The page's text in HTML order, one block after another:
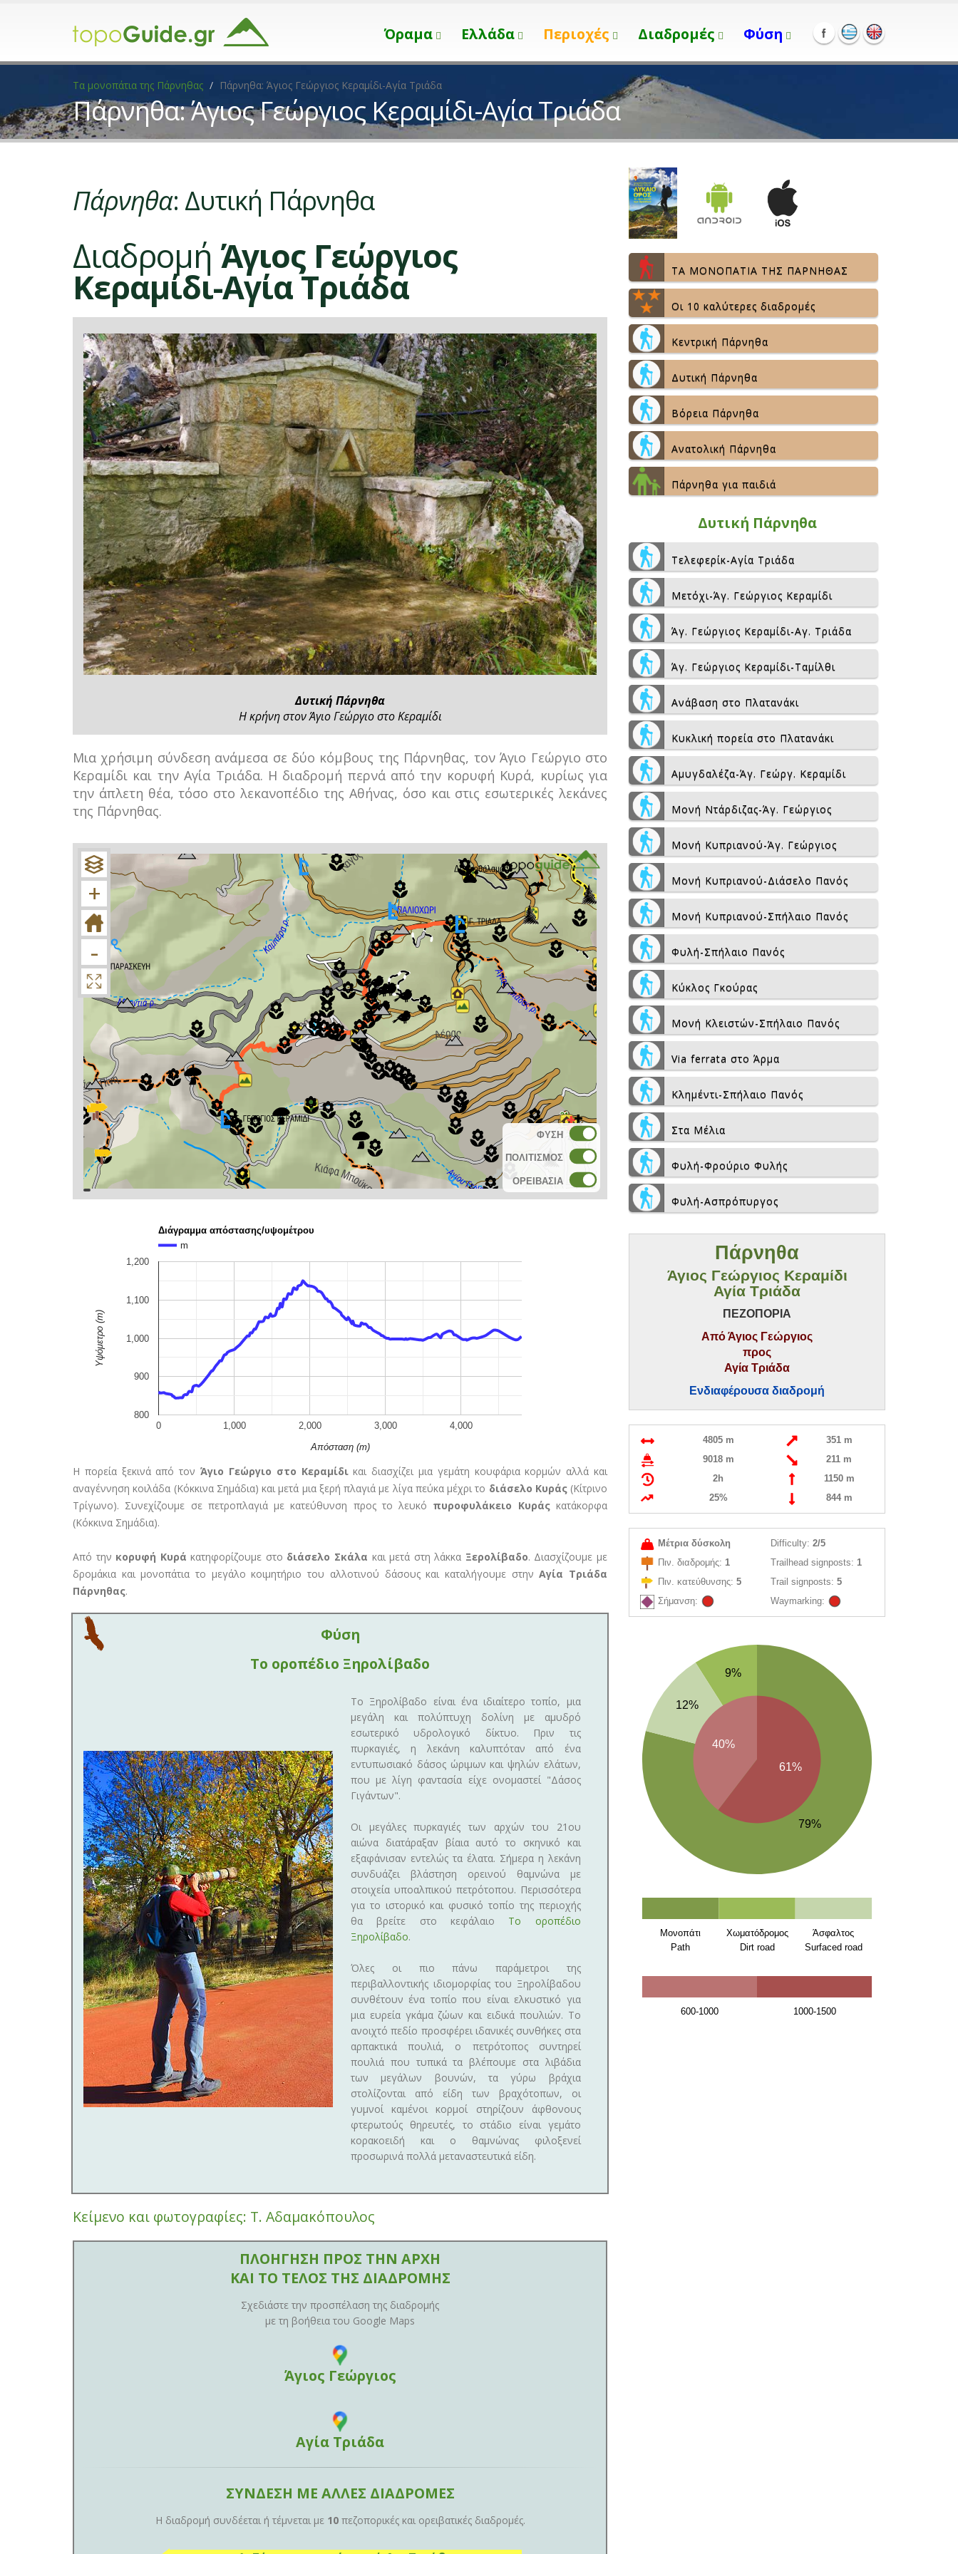
Όραμα Ελλάδα Περιοχές Διαδρομές Φύση
Τα μονοπάτια της Πάρνηθας Πάρνηθα: Άγιος Γεώργιος Κεραμίδι-Αγία Τριάδα
Πάρνηθα: Άγιος Γεώργιος Κεραμίδι-Αγία Τριάδα
Πάρνηθα: Δυτική Πάρνηθα
Διαδρομή Άγιος Γεώργιος
Κεραμίδι-Αγία Τριάδα
Δυτική Πάρνηθα
Η κρήνη στον Άγιο Γεώργιο στο Κεραμίδι
Μια χρήσιμη σύνδεση ανάμεσα σε δύο κόμβους της Πάρνηθας, τον Άγιο Γεώργιο στο
Κεραμίδι και την Αγία Τριάδα. Η διαδρομή περνά από την κορυφή Κυρά, κυρίως για
την άπλετη θέα, τόσο στο λεκανοπέδιο της Αθήνας, όσο και στις εσωτερικές λεκάνες
της Πάρνηθας.
+
−
ΦΥΣΗ
ΠΟΛΙΤΙΣΜΟΣ
ΟΡΕΙΒΑΣΙΑ
+
-
Διάγραμμα απόστασης/υψομέτρου
m
0 1,000 2,000 3,000 4,000
800
900
1,000
1,100
1,200
Απόσταση (m)
Υψόμετρο (m)
Η πορεία ξεκινά από τονΆγιο Γεώργιο στο Κεραμίδικαι διασχίζει μια γεμάτη κουφάρια κορμών αλλά και
αναγέννηση κοιλάδα (Κόκκινα Σημάδια) και μετά μια ξερή πλαγιά με λίγα πεύκα μέχρι το διάσελο Κυράς(Κίτρινο
Τρίγωνο). Συνεχίζουμε σε πετροπλαγιά με κατεύθυνση προς το λευκό πυροφυλάκειο Κυράςκατάκορφα
(Κόκκινα Σημάδια).
Από την κορυφή Κυρά κατηφορίζουμε στο διάσελο Σκάλα και μετά στη λάκκα Ξερολίβαδο. Διασχίζουμε με
δρομάκια και μονοπάτια το μεγάλο κοιμητήριο του αλλοτινού δάσους και καταλήγουμε στηνΑγία Τριάδα
Πάρνηθας.
Φύση
Το οροπέδιο Ξηρολίβαδο
Το Ξηρολίβαδο είναι ένα ιδιαίτερο τοπίο, μια
μεγάλη και πολύπτυχη δολίνη με αμυδρό
εσωτερικό υδρολογικό δίκτυο. Πριν τις
πυρκαγιές, η λεκάνη καλυπτόταν από ένα
εντυπωσιακό δάσος ώριμων και ψηλών ελάτων,
που με λίγη φαντασία είχε ονομαστεί "Δάσος
Γιγάντων".
Οι μεγάλες πυρκαγιές των αρχών του 21ου
αιώνα διατάραξαν βίαια αυτό το σκηνικό και
εξαφάνισαν εντελώς τα έλατα. Σήμερα η λεκάνη
συνδυάζει βλάστηση ορεινού θαμνώνα με
στοιχεία υποαλπικού πετρότοπου. Περισσότερα
για το ιστορικό και φυσικό τοπίο της περιοχής
θα βρείτε στο κεφάλαιο Το οροπέδιο
Ξηρολίβαδο.
Όλες οι πιο πάνω παράμετροι της
περιβαλλοντικής ιδιομορφίας του Ξηρολίβαδου
συνθέτουν ένα τοπίο που είναι ελκυστικό για
μια ευρεία γκάμα ζώων και ειδικά πουλιών. Το
ανοιχτό πεδίο προσφέρει ιδανικές συνθήκες στα
αρπακτικά πουλιά, ο πετρότοπος συντηρεί
πουλιά που τυπικά τα βλέπουμε στα λιβάδια
των μεγάλων βουνών, τα γύρω βράχια
στολίζονται από είδη των βραχότοπων, οι
γυμνοί καμένοι κορμοί στηρίζουν άφθονους
φτερωτούς θηρευτές, το στάδιο είναι γεμάτο
κορακοειδή και ο θαμνώνας φιλοξενεί
προσωρινά πολλά μεταναστευτικά είδη.
Κείμενο και φωτογραφίες: Τ. Αδαμακόπουλος
ΠΛΟΗΓΗΣΗ ΠΡΟΣ ΤΗΝ ΑΡΧΗ
ΚΑΙ ΤΟ ΤΕΛΟΣ ΤΗΣ ΔΙΑΔΡΟΜΗΣ
Σχεδιάστε την προσπέλαση της διαδρομής
με τη βοήθεια του Google Maps
Άγιος Γεώργιος
Αγία Τριάδα
ΣΥΝΔΕΣΗ ΜΕ ΑΛΛΕΣ ΔΙΑΔΡΟΜΕΣ
Η διαδρομή συνδέεται ή τέμνεται με 10πεζοπορικές και ορειβατικές διαδρομές.
ΤΑ ΜΟΝΟΠΑΤΙΑ ΤΗΣ ΠΑΡΝΗΘΑΣ
Οι 10 καλύτερες διαδρομές
Κεντρική Πάρνηθα
Δυτική Πάρνηθα
Βόρεια Πάρνηθα
Ανατολική Πάρνηθα
Πάρνηθα για παιδιά
Δυτική Πάρνηθα
Τελεφερίκ-Αγία Τριάδα
Μετόχι-Άγ. Γεώργιος Κεραμίδι
Άγ. Γεώργιος Κεραμίδι-Αγ. Τριάδα
Άγ. Γεώργιος Κεραμίδι-Ταμίλθι
Ανάβαση στο Πλατανάκι
Κυκλική πορεία στο Πλατανάκι
Αμυγδαλέζα-Άγ. Γεώργ. Κεραμίδι
Μονή Ντάρδιζας-Άγ. Γεώργιος
Μονή Κυπριανού-Άγ. Γεώργιος
Μονή Κυπριανού-Διάσελο Πανός
Μονή Κυπριανού-Σπήλαιο Πανός
Φυλή-Σπήλαιο Πανός
Κύκλος Γκούρας
Μονή Κλειστών-Σπήλαιο Πανός
Via ferrata στο Άρμα
Κλημέντι-Σπήλαιο Πανός
Στα Μέλια
Φυλή-Φρούριο Φυλής
Φυλή-Ασπρόπυργος
Πάρνηθα
Άγιος Γεώργιος Κεραμίδι
Αγία Τριάδα
ΠΕΖΟΠΟΡΙΑ
Από Άγιος Γεώργιος
προς
Αγία Τριάδα
Ενδιαφέρουσα διαδρομή
4805 m
351 m
9018 m
211 m
2h
1150 m
25%
844 m
Μέτρια δύσκολη Difficulty:2/5
Πιν. διαδρομής: 1 Trailhead signposts:1
Πιν. κατεύθυνσης: 5 Trail signposts:5
Σήμανση:
Waymarking:
79%
9%
12%
Μονοπάτι Χωματόδρομος
Άσφαλτος
Path
Dirt road Surfaced road
40%
61%
600-1000 1000-1500